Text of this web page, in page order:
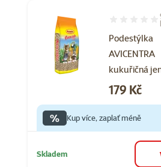
Podestýlka
AVICENTRA
kukuřičná
Hodnocení
Cena
179 Kč
% Kup více, zaplať méně
Skladem